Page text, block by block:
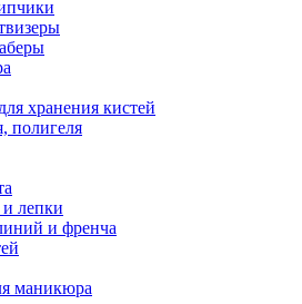
хранения кистей
полигеля
лепки
и френча
маникюра